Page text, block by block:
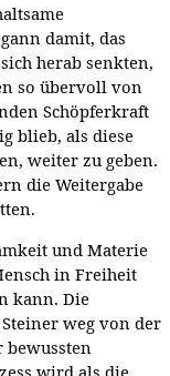
damit, das
herab senkten,
so übervoll von
Schöpferkraft
blieb, als diese
weiter zu geben.
die Weitergabe
und Materie
in Freiheit
kann. Die
weg von der
wird als die